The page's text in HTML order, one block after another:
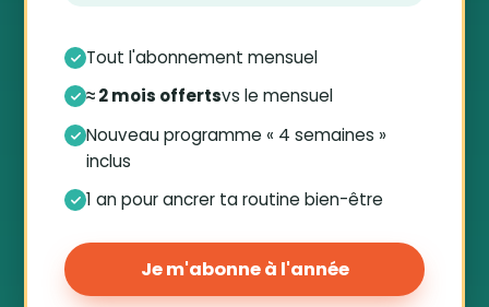
Tout l'abonnement mensuel
≈ 2 mois offertsvs le mensuel
Nouveau programme « 4 semaines »
inclus
1 an pour ancrer ta routine bien-être
Je m'abonne à l'année